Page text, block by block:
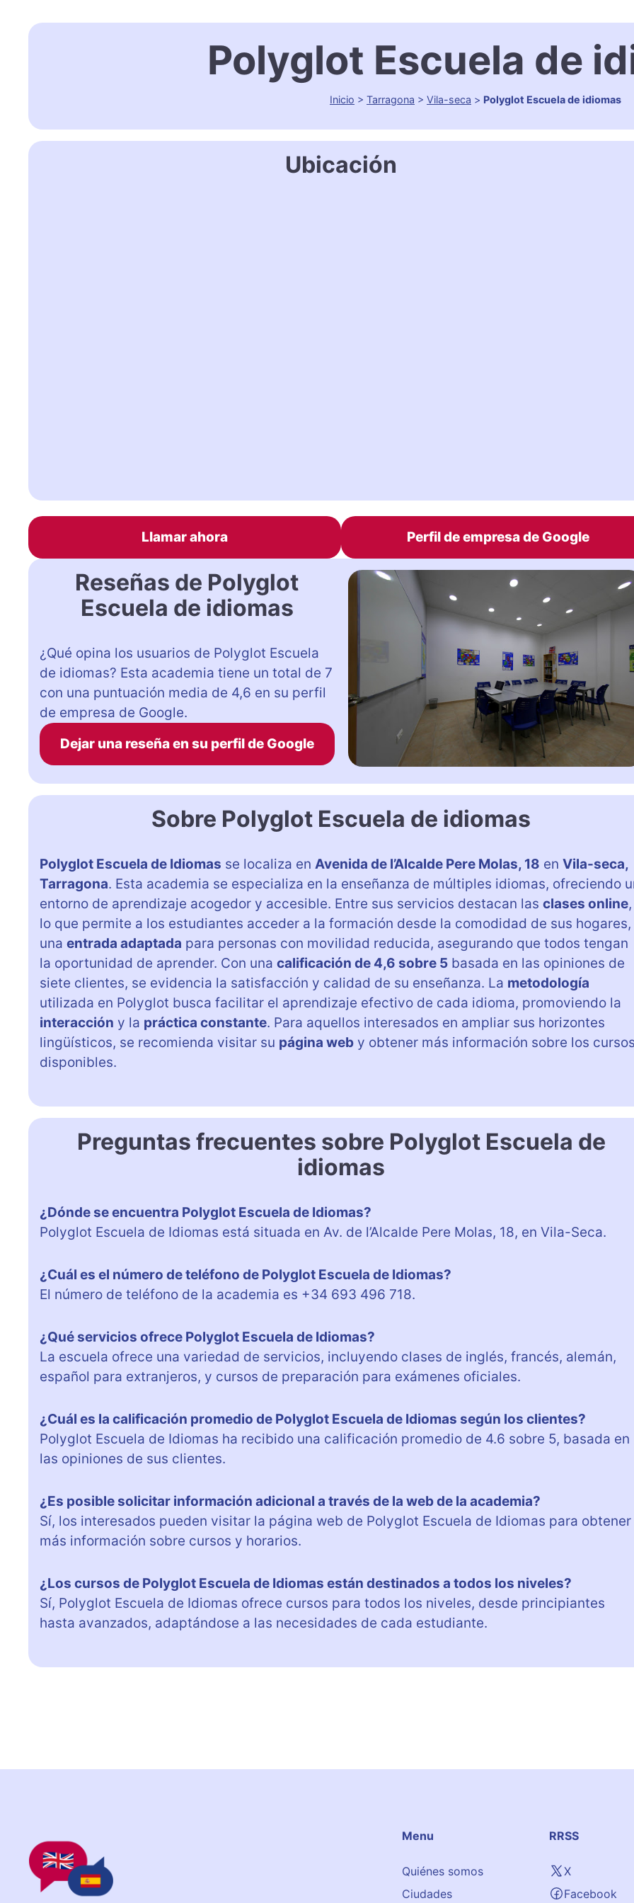
Polyglot Escuela de
Inicio > Tarragona > Vila-seca > Polyglot Escuela de idiomas
Ubicación
Llamar ahora Perfil de empresa de Google
Reseñas de Polyglot
Escuela de idiomas
¿Qué opina los usuarios de Polyglot Escuela
de idiomas? Esta academia tiene un total de 7
con una puntuación media de 4,6 en su perfil
de empresa de Google.
Dejar una reseña en su perfil de Google
Sobre Polyglot Escuela de idiomas
Polyglot Escuela de Idiomas se localiza en Avenida de l’Alcalde Pere Molas, 18 en Vila-seca,
Tarragona. Esta academia se especializa en la enseñanza de múltiples idiomas, ofreciendo
entorno de aprendizaje acogedor y accesible. Entre sus servicios destacan las clases online,
lo que permite a los estudiantes acceder a la formación desde la comodidad de sus hogares,
una entrada adaptada para personas con movilidad reducida, asegurando que todos tengan
la oportunidad de aprender. Con una calificación de 4,6 sobre 5 basada en las opiniones de
siete clientes, se evidencia la satisfacción y calidad de su enseñanza. La metodología
utilizada en Polyglot busca facilitar el aprendizaje efectivo de cada idioma, promoviendo la
interacción y la práctica constante. Para aquellos interesados en ampliar sus horizontes
lingüísticos, se recomienda visitar su página web y obtener más información sobre los cursos
disponibles.
Preguntas frecuentes sobre Polyglot Escuela de
idiomas
¿Dónde se encuentra Polyglot Escuela de Idiomas?
Polyglot Escuela de Idiomas está situada en Av. de l’Alcalde Pere Molas, 18, en Vila-Seca.
¿Cuál es el número de teléfono de Polyglot Escuela de Idiomas?
El número de teléfono de la academia es +34 693 496 718.
¿Qué servicios ofrece Polyglot Escuela de Idiomas?
La escuela ofrece una variedad de servicios, incluyendo clases de inglés, francés, alemán,
español para extranjeros, y cursos de preparación para exámenes oficiales.
¿Cuál es la calificación promedio de Polyglot Escuela de Idiomas según los clientes?
Polyglot Escuela de Idiomas ha recibido una calificación promedio de 4.6 sobre 5, basada en
las opiniones de sus clientes.
¿Es posible solicitar información adicional a través de la web de la academia?
Sí, los interesados pueden visitar la página web de Polyglot Escuela de Idiomas para obtener
más información sobre cursos y horarios.
¿Los cursos de Polyglot Escuela de Idiomas están destinados a todos los niveles?
Sí, Polyglot Escuela de Idiomas ofrece cursos para todos los niveles, desde principiantes
hasta avanzados, adaptándose a las necesidades de cada estudiante.
Menu
Quiénes somos
Ciudades
RRSS
X
Facebook